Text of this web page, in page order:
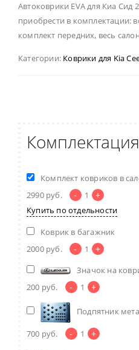
Автоковрики EVA для Киа Сид
приобрести в комплектации:
комплект передних, весь
Категории: Коврики для Kia
Комплектация
Комплект ковриков в
2990 руб. - 1 +
Купить по отдельности
Коврик в багажник
2000 руб. - 1 +
Значок на
200 руб. - 1 +
Подпятник
700 руб. - 1 +